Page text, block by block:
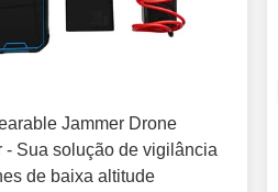
Jammer Drone
- Sua solução de vigilância
de baixa altitude